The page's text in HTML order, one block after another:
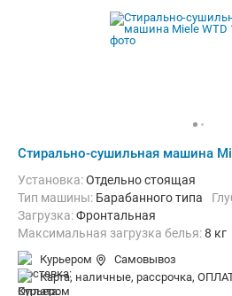
Стирально-сушильная машина
Установка:Отдельно стоящая
Тип машины: Барабанного типа
загрузка:Фронтальная
Максимальная загрузка белья:8 кг
Количество программ:
Сушка:Есть
Дополнительные функции:
Выбор
Курьером
Самовывоз
карта, наличные, рассрочка,